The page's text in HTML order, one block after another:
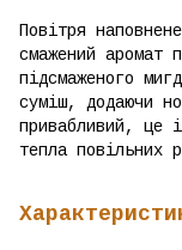
Повітря
смажений аромат
підсмаженого
суміш, додаючи
привабливий, це
тепла повільних